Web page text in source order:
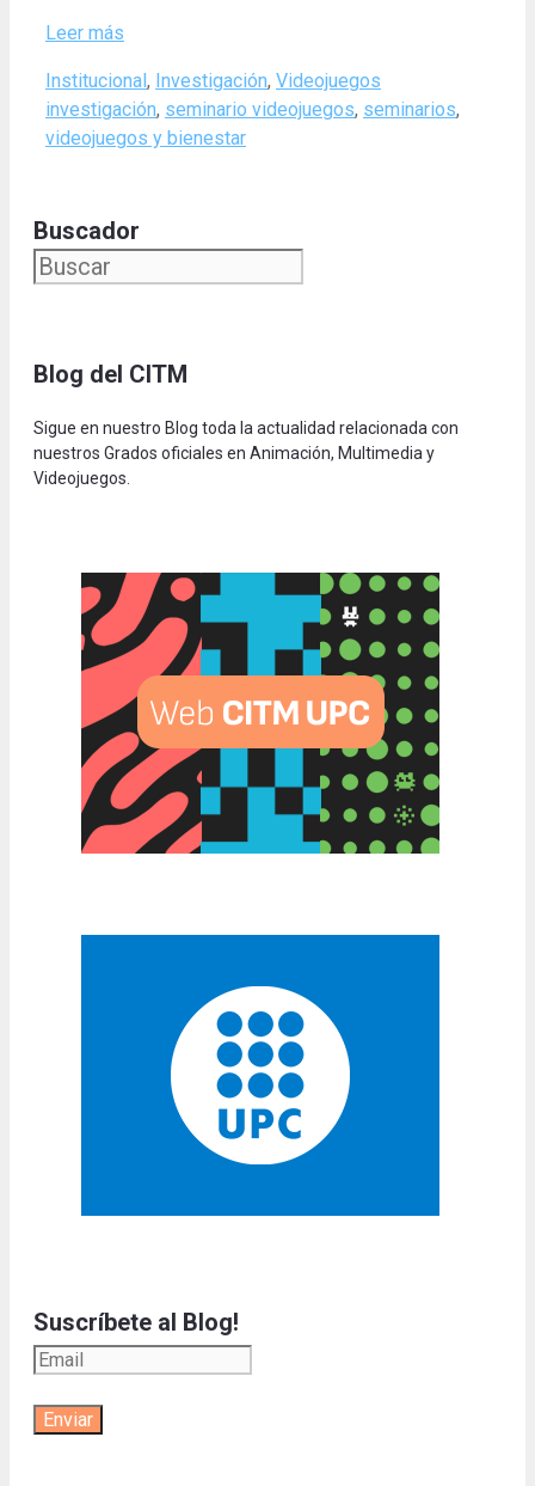
Leer más
Categories
Institucional , Investigación, Videojuegos
investigación, seminario videojuegos, seminarios,
videojuegos y bienestar
Buscador
Blog del CITM
Sigue en nuestro Blog toda la actualidad relacionada con
nuestros Grados oficiales en Animación, Multimedia y
Videojuegos.
Suscríbete al Blog!